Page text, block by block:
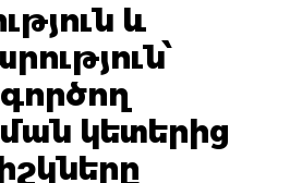
և
կետերից